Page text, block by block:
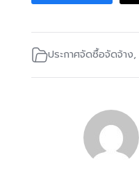
ประกาศจัดซื้อจัดจ้าง,